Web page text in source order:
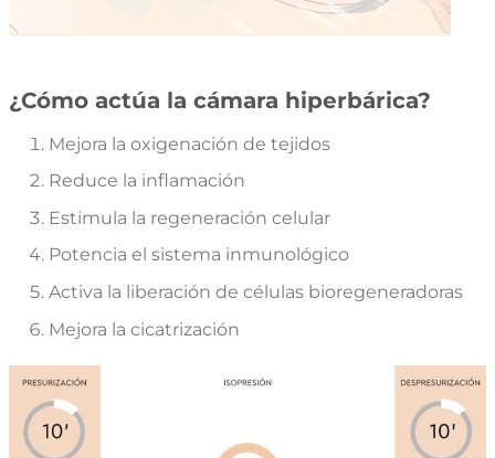
¿Cómo actúa la cámara hiperbárica?
Mejora la oxigenación de tejidos
Reduce la inflamación
Estimula la regeneración celular
Potencia el sistema inmunológico
Activa la liberación de células bioregeneradoras
Mejora la cicatrización